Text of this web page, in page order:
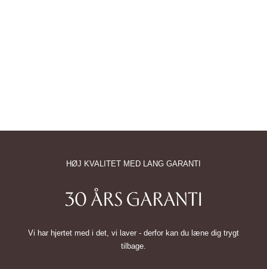
HØJ KVALITET MED LANG GARANTI
30 ÅRS GARANTI
Vi har hjertet med i det, vi laver - derfor kan du læne dig trygt
tilbage.